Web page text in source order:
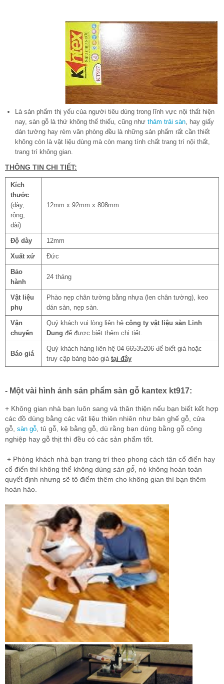
Là sản phẩm thị yếu của người tiêu dùng trong lĩnh vực nội thất hiện
nay, sàn gỗ là thứ không thể thiếu, cũng như thảm trải sàn, hay giấy
dán tường hay rèm văn phòng đều là những sản phẩm rất cần thiết
không còn là vật liệu dùng mà còn mang tính chất trang trí nội thất,
trang trí không gian.
THÔNG TIN CHI TIẾT:
Kích
thước
(dày,
rộng,
dài)
12mm x 92mm x 808mm
Độ dày 12mm
Xuất xứ Đức
Bảo
hành
24 tháng
Vật liệu
phụ
Phào nẹp chân tường bằng nhựa (len chân tường), keo
dán sàn, nẹp sàn.
Vận
chuyển
Quý khách vui lòng liên hệ công ty vật liệu sàn Linh
Dung để được biết thêm chi tiết.
Báo giá
Quý khách hàng liên hệ 04 66535206 để biết giá hoặc
truy cập bảng báo giá tại đây
- Một vài hình ảnh sản phẩm sàn gỗ kantex kt917:
+ Không gian nhà bạn luôn sang và thân thiện nếu bạn biết kết hợp
các đồ dùng bằng các vật liệu thiên nhiên như bàn ghế gỗ, cửa
gỗ, sàn gỗ, tủ gỗ, kệ bằng gỗ, dù rằng bạn dùng bằng gỗ công
nghiệp hay gỗ thịt thì đều có các sản phẩm tốt.
+ Phòng khách nhà bạn trang trí theo phong cách tân cổ điển hay
cổ điển thì không thể không dùng sàn gỗ, nó không hoàn toàn
quyết định nhưng sẽ tô điểm thêm cho không gian thì bạn thêm
hoàn hảo.